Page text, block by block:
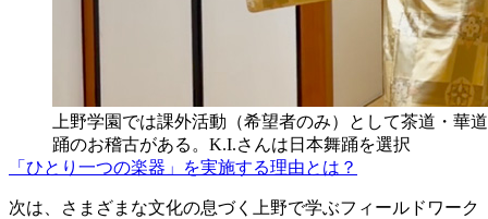
上野学園では課外活動（希望者のみ）として茶道・華
踊のお稽古がある。K.I.さんは日本舞踊を選択
「ひとり一つの楽器」を実施する理由とは？
次は、さまざまな文化の息づく上野で学ぶフィールドワーク